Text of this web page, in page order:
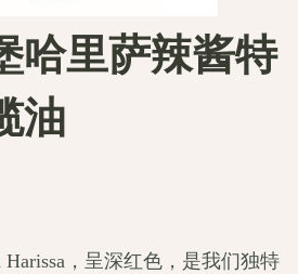
哈里萨辣酱特
油
Harissa，呈深红色，是我们独特